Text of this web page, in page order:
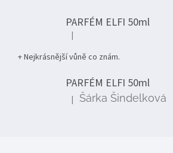
PARFÉM ELFI 50ml
Hodnocení produktu je 5 z 5
|
+ Nejkrásnější vůně co znám.
PARFÉM ELFI 50ml
Hodnocení produktu je 5 z 5
| Šárka Šindelková